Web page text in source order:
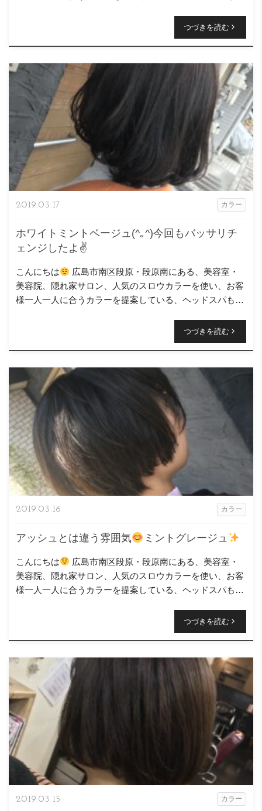
つづきを読む
ホワイトミントベージュ(^｡^)今回もバッサリチ
ェンジしたよ✌️
2019.03.17 カラー
こんにちは
広島市南区段原・段原南にある、美容室・
美容院、隠れ家サロン、人気のスロウカラーを使い、お客
様一人一人に合うカラーを提案している、ヘッドスパも得
つづきを読む
アッシュとは違う雰囲気 ミントグレージュ
2019.03.16 カラー
こんにちは
広島市南区段原・段原南にある、美容室・
美容院、隠れ家サロン、人気のスロウカラーを使い、お客
様一人一人に合うカラーを提案している、ヘッドスパも得
つづきを読む
2019.03.15 カラー